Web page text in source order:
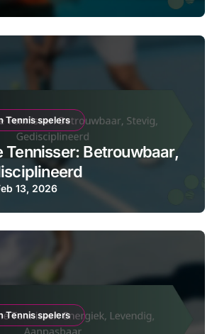
Tennis spelers
Tennisser: Betrouwbaar,
13, 2026
Tennis spelers